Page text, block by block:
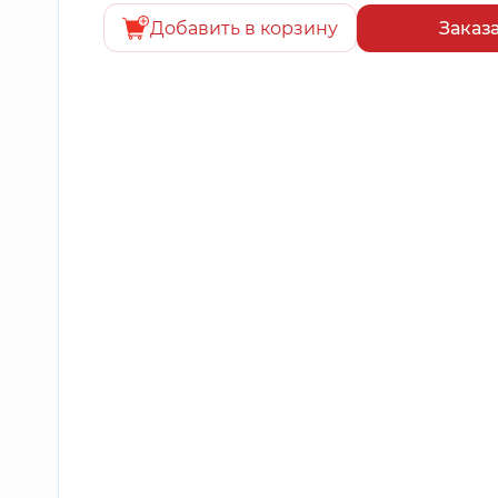
Добавить в корзину